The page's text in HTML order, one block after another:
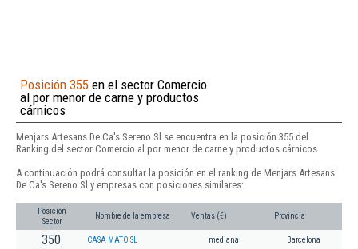
Posición 355 en el sector Comercio
al por menor de carne y productos
cárnicos
Menjars Artesans De Ca's Sereno Sl se encuentra en la posición 355 del
Ranking del sector Comercio al por menor de carne y productos cárnicos.
A continuación podrá consultar la posición en el ranking de Menjars Artesans
De Ca's Sereno Sl y empresas con posiciones similares:
Posición
Sector
Nombre de la empresa Ventas (€) Provincia
350 CASA MATO SL mediana Barcelona